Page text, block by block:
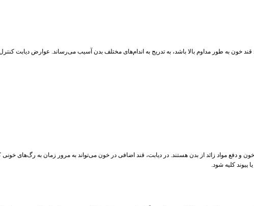
خون به طور مداوم بالا باشد، به تدریج به اندام‌های مختلف بدن آسیب می‌رساند. عوارض دیابت
دفع مواد زائد از بدن هستند. در دیابت، قند اضافی در خون می‌تواند به مرور زمان به رگ‌های
پیوند کلیه شود.